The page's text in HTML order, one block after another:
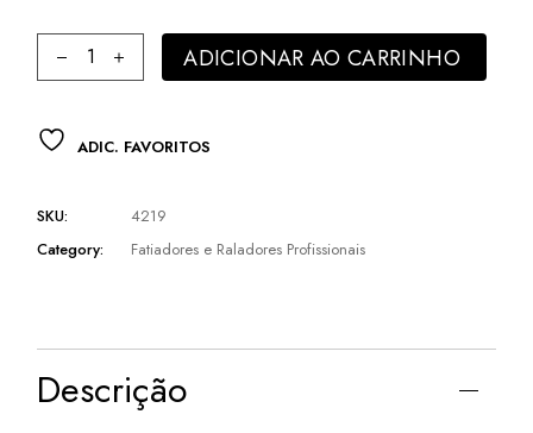
Cortador Fatiador Vegetais Multiuso 5 em 1 Quick Cutter
ADICIONAR AO CARRINHO
ADIC. FAVORITOS
SKU:
4219
Category:
Fatiadores e Raladores Profissionais
Descrição